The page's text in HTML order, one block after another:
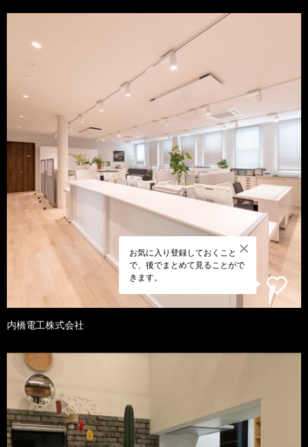
お気に入り登録しておくこと
で、後でまとめて見ることがで
きます。
内橋電工株式会社